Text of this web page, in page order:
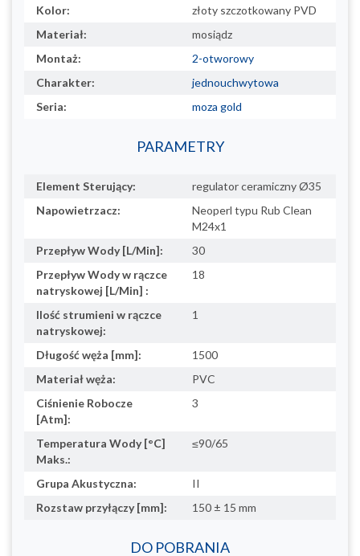
Kolor:
złoty szczotkowany PVD
Materiał:
mosiądz
Montaż:
2-otworowy
Charakter:
jednouchwytowa
Seria:
moza gold
PARAMETRY
Element Sterujący:
regulator ceramiczny Ø35
Napowietrzacz:
Neoperl typu Rub Clean
M24x1
Przepływ Wody [L/Min]:
30
Przepływ Wody w rączce
natryskowej [L/Min] :
18
Ilość strumieni w rączce
natryskowej:
1
Długość węża [mm]:
1500
Materiał węża:
PVC
Ciśnienie Robocze
[Atm]:
3
Temperatura Wody [°C]
Maks.:
≤90/65
Grupa Akustyczna:
II
Rozstaw przyłączy [mm]:
150 ± 15 mm
DO POBRANIA